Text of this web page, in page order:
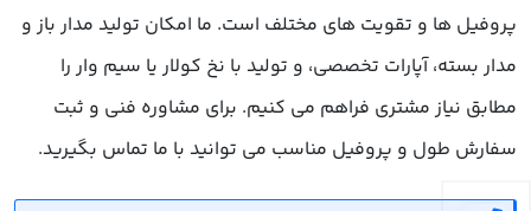
پروفیل ها و تقویت های مختلف است. ما امکان تولید مدار باز و
مدار بسته، آپارات تخصصی، و تولید با نخ کولار یا سیم وار را
مطابق نیاز مشتری فراهم می کنیم. برای مشاوره فنی و ثبت
سفارش طول و پروفیل مناسب می توانید با ما تماس بگیرید.